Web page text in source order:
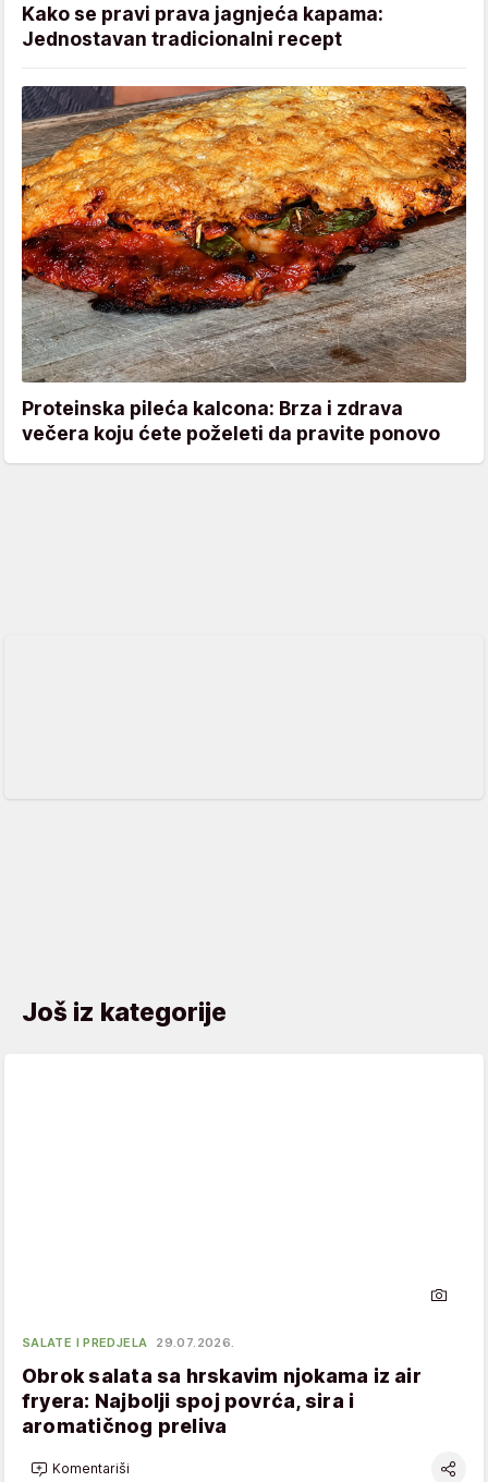
Kako se pravi prava jagnjeća kapama:
Jednostavan tradicionalni recept
Proteinska pileća kalcona: Brza i zdrava
večera koju ćete poželeti da pravite ponovo
Još iz kategorije
SALATE I PREDJELA 29.07.2026.
Obrok salata sa hrskavim njokama iz air
fryera: Najbolji spoj povrća, sira i
aromatičnog preliva
Komentariši